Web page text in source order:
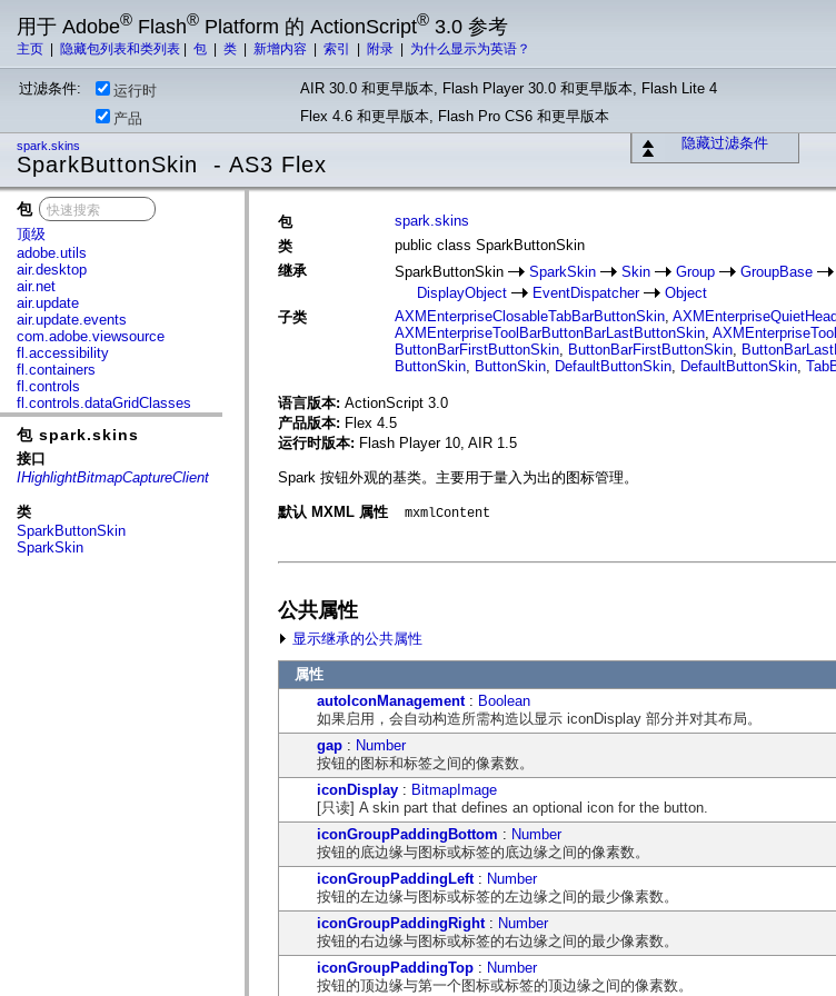
用于 Adobe® Flash® Platform 的 ActionScript® 3.0 参考
主页 隐藏包列表和类列表 包 类 新增内容 索引 附录 为什么显示为英语？
过滤条件: 运行时
AIR 30.0 和更早版本, Flash Player 30.0 和更早版本, Flash Lite 4
产品
Flex 4.6 和更早版本, Flash Pro CS6 和更早版本
隐藏过滤条件
spark.skins
SparkButtonSkin - AS3 Flex
包
顶级
adobe.utils
air.desktop
air.net
air.update
air.update.events
com.adobe.viewsource
fl.accessibility
fl.containers
fl.controls
fl.controls.dataGridClasses
fl.controls.listClasses
fl.controls.progressBarClasses
fl.core
fl.data
fl.display
fl.events
fl.ik
fl.lang
fl.livepreview
包 spark.skins
接口
IHighlightBitmapCaptureClient
类
SparkButtonSkin
SparkSkin
包
spark.skins
类
public class SparkButtonSkin
继承
SparkButtonSkin SparkSkin Skin Group GroupBase
DisplayObject
EventDispatcher
Object
子类
AXMEnterpriseClosableTabBarButtonSkin,
AXMEnterpriseToolBarButtonBarLastButtonSkin,
ButtonBarFirstButtonSkin, ButtonBarFirstButtonSkin,
ButtonSkin, ButtonSkin, DefaultButtonSkin, DefaultButtonSkin,
语言版本: ActionScript 3.0
产品版本: Flex 4.5
运行时版本: Flash Player 10, AIR 1.5
Spark 按钮外观的基类。主要用于量入为出的图标管理。
默认 MXML 属性 mxmlContent
公共属性
显示继承的公共属性
属性
autoIconManagement: Boolean
如果启用，会自动构造所需构造以显示 iconDisplay 部分并对其布局。
gap : Number
按钮的图标和标签之间的像素数。
iconDisplay : BitmapImage
[只读] A skin part that defines an optional icon for the button.
iconGroupPaddingBottom : Number
按钮的底边缘与图标或标签的底边缘之间的像素数。
iconGroupPaddingLeft: Number
按钮的左边缘与图标或标签的左边缘之间的最少像素数。
iconGroupPaddingRight : Number
按钮的右边缘与图标或标签的右边缘之间的最少像素数。
iconGroupPaddingTop : Number
按钮的顶边缘与第一个图标或标签的顶边缘之间的像素数。